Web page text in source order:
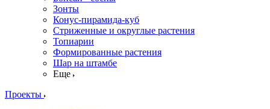
Зонты
Конус-пирамида-куб
Стриженные и округлые растения
Топиарии
Формированные растения
Шар на штамбе
Еще
Проекты